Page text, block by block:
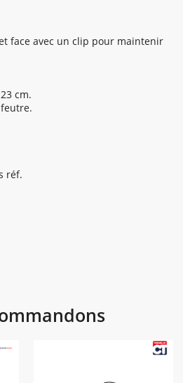
face avec un clip pour maintenir
cm.
réf.